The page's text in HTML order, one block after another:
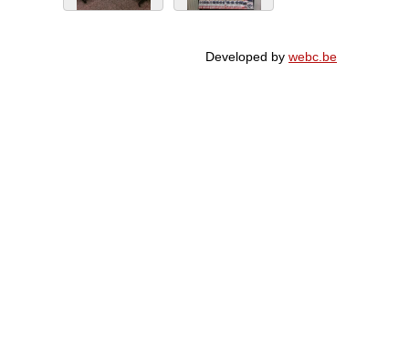
Developed by webc.be